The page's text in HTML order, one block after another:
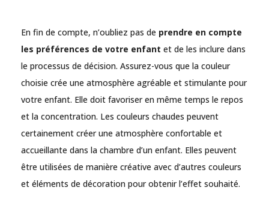
En fin de compte, n’oubliez pas de prendre en compte
les préférences de votre enfant et de les inclure dans
le processus de décision. Assurez-vous que la couleur
choisie crée une atmosphère agréable et stimulante pour
votre enfant. Elle doit favoriser en même temps le repos
et la concentration. Les couleurs chaudes peuvent
certainement créer une atmosphère confortable et
accueillante dans la chambre d’un enfant. Elles peuvent
être utilisées de manière créative avec d’autres couleurs
et éléments de décoration pour obtenir l’effet souhaité.